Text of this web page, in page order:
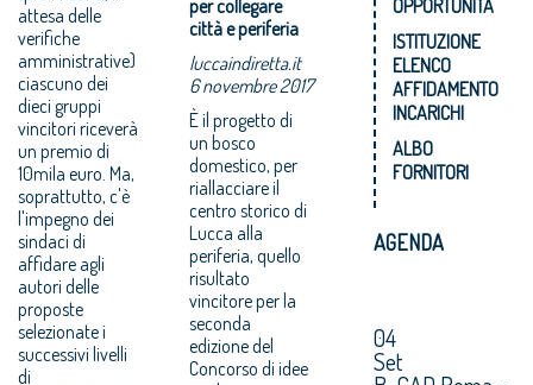
attesa delle
verifiche
amministrative)
ciascuno dei
dieci gruppi
vincitori riceverà
un premio di
10mila euro. Ma,
soprattutto, c'è
l'impegno dei
sindaci di
affidare agli
autori delle
proposte
selezionate i
successivi livelli
di
per collegare
città e periferia
luccaindiretta.it
6 novembre 2017
È il progetto di
un bosco
domestico, per
riallacciare il
centro storico di
Lucca alla
periferia, quello
risultato
vincitore per la
seconda
edizione del
Concorso di idee
OPPORTUNITÀ
ISTITUZIONE
ELENCO
AFFIDAMENTO
INCARICHI
ALBO
FORNITORI
AGENDA
04
Set